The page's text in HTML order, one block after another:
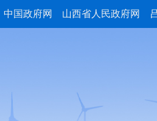
中国政府网 山西省人民政府网